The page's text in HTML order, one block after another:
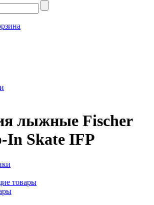
лыжные Fischer
In Skate IFP
товары